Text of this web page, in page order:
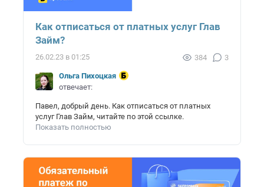
Как отписаться от платных услуг Глав
Займ?
26.02.23 в 01:25 384 3
Ольга Пихоцкая
отвечает:
Павел, добрый день. Как отписаться от платных
услуг Глав Займ, читайте по этой ссылке.
Показать полностью